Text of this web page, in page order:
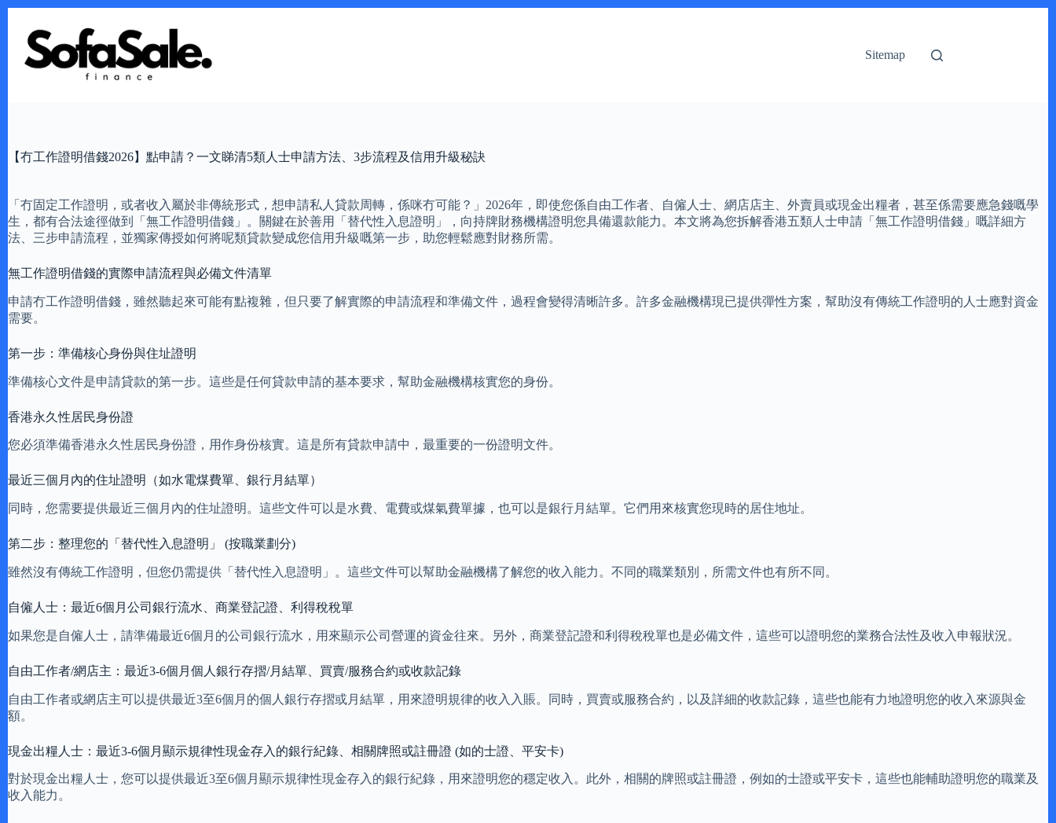
content
Sitemap
【冇工作證明借錢2026】點申請？一文睇清5類人士申請方法、3步流程及信用升級秘訣
「冇固定工作證明，或者收入屬於非傳統形式，想申請私人貸款周轉，係咪冇可能？」2026年，即使您係自由工作者、自僱人士、網店店主、外賣員或現金出糧者，甚至係需要應急錢嘅學
生，都有合法途徑做到「無工作證明借錢」。關鍵在於善用「替代性入息證明」，向持牌財務機構證明您具備還款能力。本文將為您拆解香港五類人士申請「無工作證明借錢」嘅詳細方
法、三步申請流程，並獨家傳授如何將呢類貸款變成您信用升級嘅第一步，助您輕鬆應對財務所需。
無工作證明借錢的實際申請流程與必備文件清單
申請冇工作證明借錢，雖然聽起來可能有點複雜，但只要了解實際的申請流程和準備文件，過程會變得清晰許多。許多金融機構現已提供彈性方案，幫助沒有傳統工作證明的人士應對資金
需要。
第一步：準備核心身份與住址證明
準備核心文件是申請貸款的第一步。這些是任何貸款申請的基本要求，幫助金融機構核實您的身份。
香港永久性居民身份證
您必須準備香港永久性居民身份證，用作身份核實。這是所有貸款申請中，最重要的一份證明文件。
最近三個月內的住址證明（如水電煤費單、銀行月結單）
同時，您需要提供最近三個月內的住址證明。這些文件可以是水費、電費或煤氣費單據，也可以是銀行月結單。它們用來核實您現時的居住地址。
第二步：整理您的「替代性入息證明」 (按職業劃分)
雖然沒有傳統工作證明，但您仍需提供「替代性入息證明」。這些文件可以幫助金融機構了解您的收入能力。不同的職業類別，所需文件也有所不同。
自僱人士：最近6個月公司銀行流水、商業登記證、利得稅稅單
如果您是自僱人士，請準備最近6個月的公司銀行流水，用來顯示公司營運的資金往來。另外，商業登記證和利得稅稅單也是必備文件，這些可以證明您的業務合法性及收入申報狀況。
自由工作者/網店主：最近3-6個月個人銀行存摺/月結單、買賣/服務合約或收款記錄
自由工作者或網店主可以提供最近3至6個月的個人銀行存摺或月結單，用來證明規律的收入入賬。同時，買賣或服務合約，以及詳細的收款記錄，這些也能有力地證明您的收入來源與金
額。
現金出糧人士：最近3-6個月顯示規律性現金存入的銀行紀錄、相關牌照或註冊證 (如的士證、平安卡)
對於現金出糧人士，您可以提供最近3至6個月顯示規律性現金存入的銀行紀錄，用來證明您的穩定收入。此外，相關的牌照或註冊證，例如的士證或平安卡，這些也能輔助證明您的職業及
收入能力。